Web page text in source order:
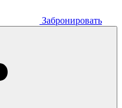
Забронировать